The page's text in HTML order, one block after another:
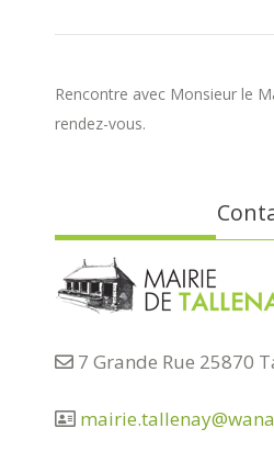
Rencontre avec Monsieur le
rendez-vous.
7 Grande Rue 25870